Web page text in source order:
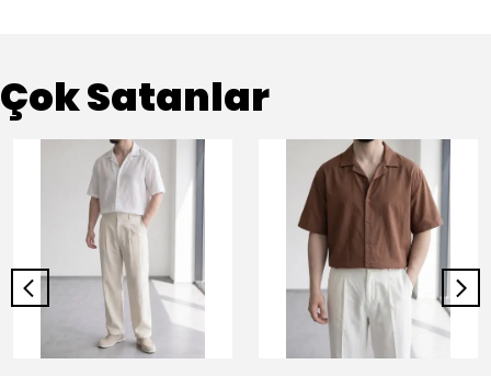
Çok Satanlar